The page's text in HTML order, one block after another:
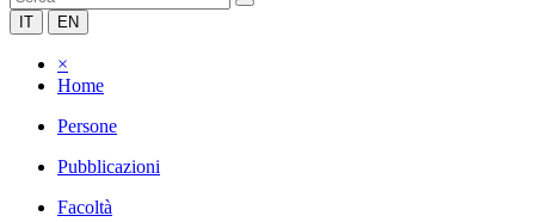
IT EN
×
Home
Persone
Pubblicazioni
Facoltà